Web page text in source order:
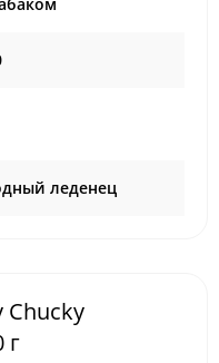
леденец
Chucky
г